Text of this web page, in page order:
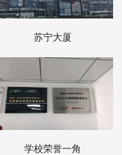
苏宁大厦
学校荣誉一角